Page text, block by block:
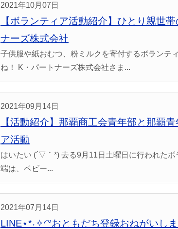
2021年10月07日
【ボランティア活動紹介】ひとり親世
ナーズ株式会社
子供服や紙おむつ、粉ミルクを寄付するボランテ
ね！ K・パートナーズ株式会社さま...
2021年09月14日
【活動紹介】那覇商工会青年部と那覇
ア活動
はいたい (´▽｀*) 去る9月11日土曜日に行われた
端は、ベビー...
2021年07月14日
LINE⋆*˖✧◜°おともだち登録おねがいしま